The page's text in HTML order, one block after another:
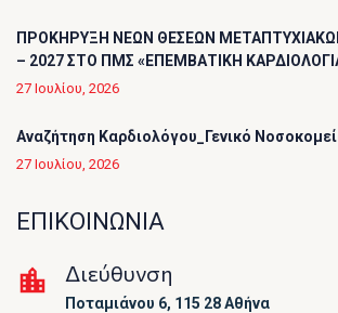
ΠΡΟΚΗΡΥΞΗ ΝΕΩΝ ΘΕΣΕΩΝ
– 2027 ΣΤΟ ΠΜΣ «ΕΠΕΜΒΑΤΙΚΗ
27 Ιουλίου, 2026
Αναζήτηση Καρδιολόγου_Γενικό
27 Ιουλίου, 2026
ΕΠΙΚΟΙΝΩΝΙΑ
Διεύθυνση
Ποταμιάνου 6, 115 28 Αθήνα